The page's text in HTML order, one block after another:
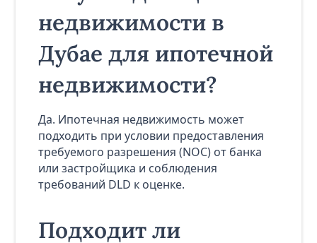
недвижимости в
Дубае для ипотечной
недвижимости?
Да. Ипотечная недвижимость может
подходить при условии предоставления
требуемого разрешения (NOC) от банка
или застройщика и соблюдения
требований DLD к оценке.
Подходит ли